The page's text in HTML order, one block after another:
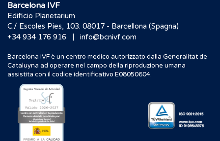
Barcelona IVF
Edificio Planetarium
C./ Escoles Pies, 103. 08017 - Barcellona (Spagna)
+34 934 176 916
| info@bcnivf.com
Barcelona IVF è un centro medico autorizzato dalla Generalitat de
Cataluyna ad operare nel campo della riproduzione umana
assistita con il codice identificativo E08050604.